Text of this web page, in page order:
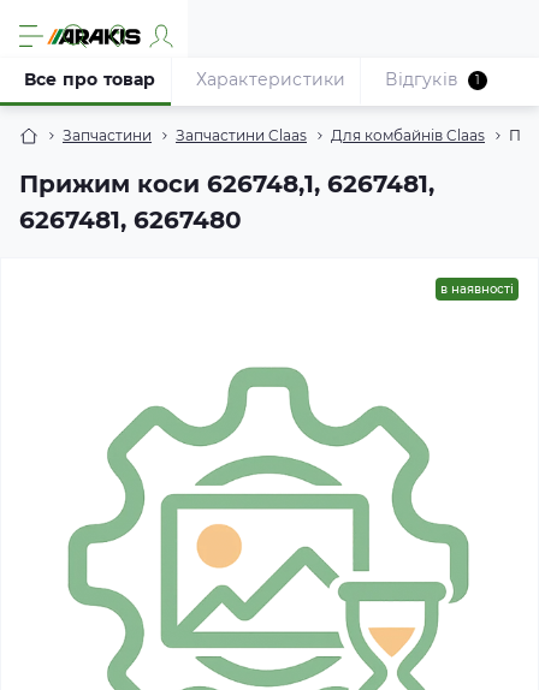
Запчастини Запчастини Claas Для комбайнів Claas
Прижим коси 626748,1, 6267481,
6267481, 6267480
Все про товар Характеристики Відгуків 1
в наявності